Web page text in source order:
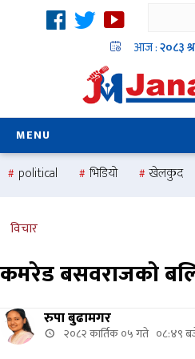
आज :२०८३
MENU
political भिडियो खेलकुद
national
विचार
कमरेड बसवराजको
रुपा बुढामगर
२०८२ कार्तिक ०५ गते ०८:४९